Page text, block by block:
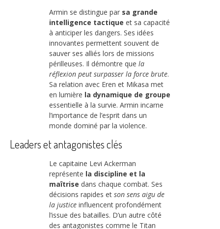
Armin se distingue par sa grande
intelligence tactique et sa capacité
à anticiper les dangers. Ses idées
innovantes permettent souvent de
sauver ses alliés lors de missions
périlleuses. Il démontre que la
réflexion peut surpasser la force brute.
Sa relation avec Eren et Mikasa met
en lumière la dynamique de groupe
essentielle à la survie. Armin incarne
l’importance de l’esprit dans un
monde dominé par la violence.
Leaders et antagonistes clés
Le capitaine Levi Ackerman
représente la discipline et la
maîtrise dans chaque combat. Ses
décisions rapides et son sens aigu de
la justice influencent profondément
l’issue des batailles. D’un autre côté
des antagonistes comme le Titan